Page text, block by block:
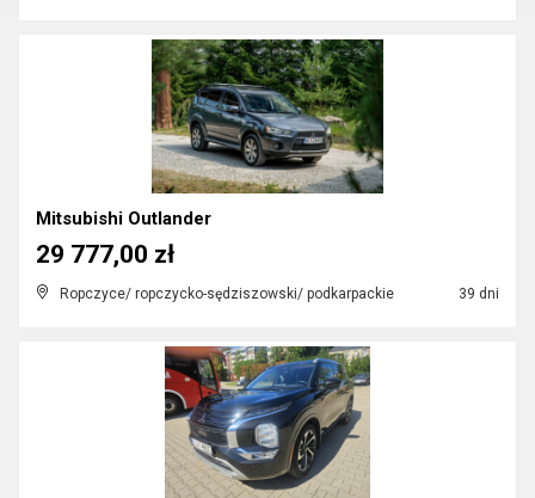
Mitsubishi Outlander
Ropczyce/ ropczycko-sędziszowski/ podkarpackie 39 dni
29 777,00 zł